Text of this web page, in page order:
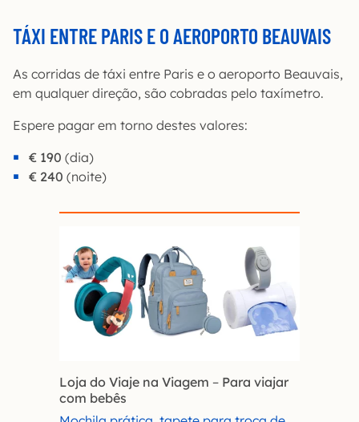
TÁXI ENTRE PARIS E O AEROPORTO BEAUVAIS
As corridas de táxi entre Paris e o aeroporto Beauvais,
em qualquer direção, são cobradas pelo taxímetro.
Espere pagar em torno destes valores:
€ 190 (dia)
€ 240 (noite)
Loja do Viaje na Viagem – Para viajar
com bebês